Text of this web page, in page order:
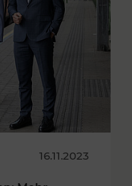
16.11.2023